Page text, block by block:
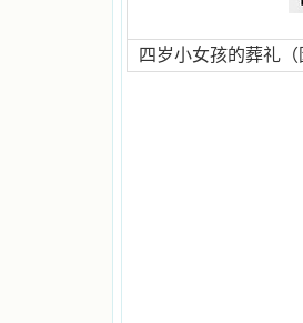
四岁小女孩的葬礼